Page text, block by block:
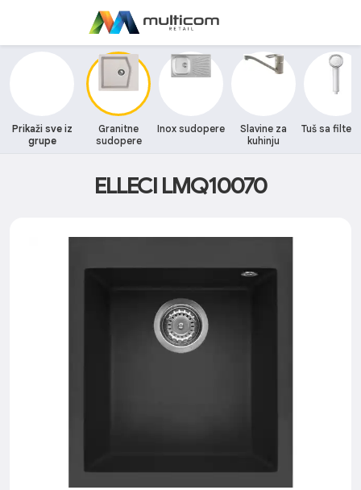
Prikaži sve iz
grupe
Granitne
sudopere
Inox sudopere
Slavine za
kuhinju
Tuš sa
ELLECI LMQ10070